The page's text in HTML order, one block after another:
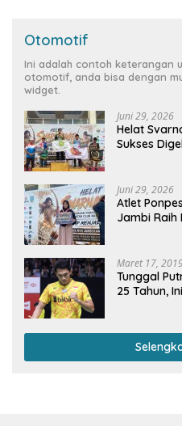
Otomotif
Ini adalah contoh keterangan
otomotif, anda bisa dengan
widget.
Juni 29, 2026
Helat
Sukses
Juni 29, 2026
Atlet
Jambi Raih
Maret 17,
Tunggal
25 Tahun,